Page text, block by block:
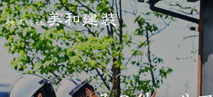
会社をきれいに
クリーニング
施工事例